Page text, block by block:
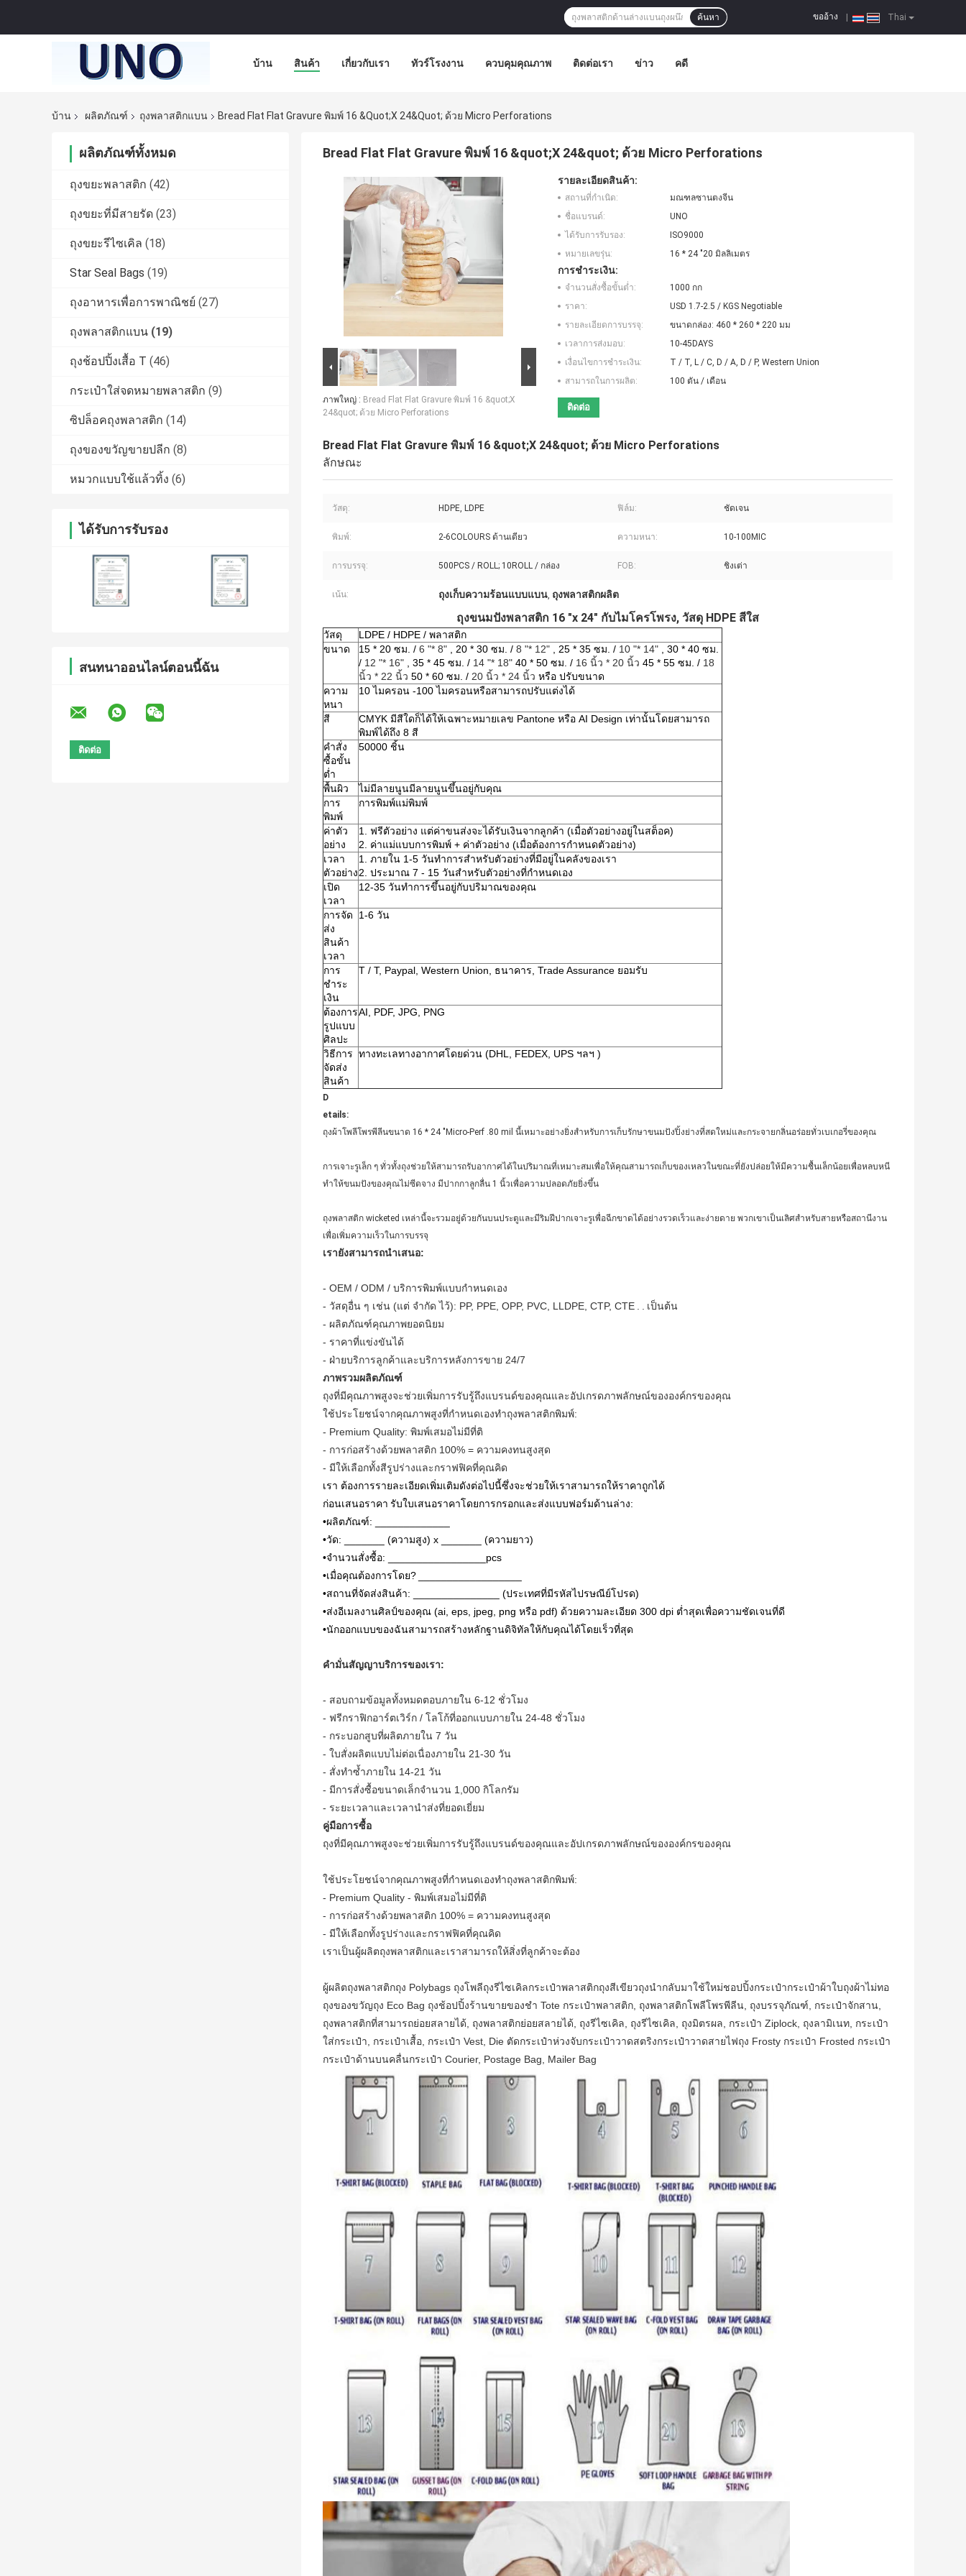
Thai
ขออ้าง
ค้นหา
บ้าน สินค้า เกี่ยวกับเรา ทัวร์โรงงาน ควบคุมคุณภาพ ติดต่อเรา ข่าว คดี
บ้าน ผลิตภัณฑ์ ถุงพลาสติกแบน Bread Flat Flat Gravure พิมพ์ 16 &quot;X 24&quot; ด้วย Micro Perforations
ผลิตภัณฑ์ทั้งหมด
ถุงขยะพลาสติก (42)
ถุงขยะที่มีสายรัด (23)
ถุงขยะรีไซเคิล (18)
Star Seal Bags (19)
ถุงอาหารเพื่อการพาณิชย์ (27)
ถุงพลาสติกแบน (19)
ถุงช้อปปิ้งเสื้อ T (46)
กระเป๋าใส่จดหมายพลาสติก (9)
ซิปล็อคถุงพลาสติก (14)
ถุงของขวัญขายปลีก (8)
หมวกแบบใช้แล้วทิ้ง (6)
ได้รับการรับรอง
สนทนาออนไลน์ตอนนี้ฉัน
Bread Flat Flat Gravure พิมพ์ 16 &quot;X 24&quot; ด้วย Micro Perforations
ภาพใหญ่ : Bread Flat Flat Gravure พิมพ์ 16 &quot;X
24&quot; ด้วย Micro Perforations
รายละเอียดสินค้า:
สถานที่กำเนิด:
มณฑลซานตงจีน
ชื่อแบรนด์:
UNO
ได้รับการรับรอง:
ISO9000
หมายเลขรุ่น:
16 * 24 "20 มิลลิเมตร
การชำระเงิน:
จำนวนสั่งซื้อขั้นต่ำ:
1000 กก
ราคา:
USD 1.7-2.5 / KGS Negotiable
รายละเอียดการบรรจุ:
ขนาดกล่อง: 460 * 260 * 220 มม
เวลาการส่งมอบ:
10-45DAYS
เงื่อนไขการชำระเงิน:
T / T, L / C, D / A, D / P, Western Union
สามารถในการผลิต:
100 ตัน / เดือน
ติดต่อ
Bread Flat Flat Gravure พิมพ์ 16 &quot;X 24&quot; ด้วย Micro Perforations
ลักษณะ
วัสดุ: HDPE, LDPE ฟิล์ม: ชัดเจน
พิมพ์: 2-6COLOURS ด้านเดียว ความหนา: 10-100MIC
การบรรจุ: 500PCS / ROLL; 10ROLL / กล่อง FOB: ชิงเต่า
เน้น: ถุงเก็บความร้อนแบบแบน, ถุงพลาสติกผลิต
ถุงขนมปังพลาสติก 16 "x 24" กับไมโครโพรง, วัสดุ HDPE สีใส
วัสดุ
LDPE / HDPE / พลาสติก
ขนาด
15 * 20 ซม. / 6 "* 8" , 20 * 30 ซม. / 8 "* 12" , 25 * 35 ซม. / 10 "* 14" , 30 * 40 ซม.
/ 12 "* 16" , 35 * 45 ซม. / 14 "* 18" 40 * 50 ซม. / 16 นิ้ว * 20 นิ้ว 45 * 55 ซม. / 18
นิ้ว * 22 นิ้ว 50 * 60 ซม. / 20 นิ้ว * 24 นิ้ว หรือ ปรับขนาด
ความ
หนา
10 ไมครอน -100 ไมครอนหรือสามารถปรับแต่งได้
สี
CMYK มีสีใดก็ได้ให้เฉพาะหมายเลข Pantone หรือ AI Design เท่านั้นโดยสามารถ
พิมพ์ได้ถึง 8 สี
คำสั่ง
ซื้อขั้น
ต่ำ
50000 ชิ้น
พื้นผิว
ไม่มีลายนูนมีลายนูนขึ้นอยู่กับคุณ
การ
พิมพ์
การพิมพ์แม่พิมพ์
ค่าตัว
อย่าง
1. ฟรีตัวอย่าง แต่ค่าขนส่งจะได้รับเงินจากลูกค้า (เมื่อตัวอย่างอยู่ในสต็อค)
2. ค่าแม่แบบการพิมพ์ + ค่าตัวอย่าง (เมื่อต้องการกำหนดตัวอย่าง)
เวลา
ตัวอย่าง
1. ภายใน 1-5 วันทำการสำหรับตัวอย่างที่มีอยู่ในคลังของเรา
2. ประมาณ 7 - 15 วันสำหรับตัวอย่างที่กำหนดเอง
เปิด
เวลา
12-35 วันทำการขึ้นอยู่กับปริมาณของคุณ
การจัด
ส่ง
สินค้า
เวลา
1-6 วัน
การ
ชำระ
เงิน
T / T, Paypal, Western Union, ธนาคาร, Trade Assurance ยอมรับ
ต้องการ
รูปแบบ
ศิลปะ
AI, PDF, JPG, PNG
วิธีการ
จัดส่ง
สินค้า
ทางทะเลทางอากาศโดยด่วน (DHL, FEDEX, UPS ฯลฯ )
D
etails:
ถุงผ้าโพลีโพรพีลีนขนาด 16 * 24 "Micro-Perf .80 mil นี้เหมาะอย่างยิ่งสำหรับการเก็บรักษาขนมปังปิ้งย่างที่สดใหม่และกระจายกลิ่นอร่อยทั่วเบเกอรี่ของคุณ
การเจาะรูเล็ก ๆ ทั่วทั้งถุงช่วยให้สามารถรับอากาศได้ในปริมาณที่เหมาะสมเพื่อให้คุณสามารถเก็บของเหลวในขณะที่ยังปล่อยให้มีความชื้นเล็กน้อยเพื่อหลบหนี
ทำให้ขนมปังของคุณไม่ซีดจาง มีปากกาลูกลื่น 1 นิ้วเพื่อความปลอดภัยยิ่งขึ้น
ถุงพลาสติก wicketed เหล่านี้จะรวมอยู่ด้วยกันบนประตูและมีริมฝีปากเจาะรูเพื่อฉีกขาดได้อย่างรวดเร็วและง่ายดาย พวกเขาเป็นเลิศสำหรับสายหรือสถานีงาน
เพื่อเพิ่มความเร็วในการบรรจุ
เรายังสามารถนำเสนอ:
- OEM / ODM / บริการพิมพ์แบบกำหนดเอง
- วัสดุอื่น ๆ เช่น (แต่ จำกัด ไว้): PP, PPE, OPP, PVC, LLDPE, CTP, CTE . . เป็นต้น
- ผลิตภัณฑ์คุณภาพยอดนิยม
- ราคาที่แข่งขันได้
- ฝ่ายบริการลูกค้าและบริการหลังการขาย 24/7
ภาพรวมผลิตภัณฑ์
ถุงที่มีคุณภาพสูงจะช่วยเพิ่มการรับรู้ถึงแบรนด์ของคุณและอัปเกรดภาพลักษณ์ขององค์กรของคุณ
ใช้ประโยชน์จากคุณภาพสูงที่กำหนดเองทำถุงพลาสติกพิมพ์:
- Premium Quality: พิมพ์เสมอไม่มีที่ติ
- การก่อสร้างด้วยพลาสติก 100% = ความคงทนสูงสุด
- มีให้เลือกทั้งสีรูปร่างและกราฟฟิคที่คุณคิด
เรา ต้องการรายละเอียดเพิ่มเติมดังต่อไปนี้ซึ่งจะช่วยให้เราสามารถให้ราคาถูกได้
ก่อนเสนอราคา รับใบเสนอราคาโดยการกรอกและส่งแบบฟอร์มด้านล่าง:
•ผลิตภัณฑ์: _____________
•วัด: _______ (ความสูง) x _______ (ความยาว)
•จำนวนสั่งซื้อ: _________________pcs
•เมื่อคุณต้องการโดย?
•สถานที่จัดส่งสินค้า: _______________ (ประเทศที่มีรหัสไปรษณีย์โปรด)
•ส่งอีเมลงานศิลป์ของคุณ (ai, eps, jpeg, png หรือ pdf) ด้วยความละเอียด 300 dpi ต่ำสุดเพื่อความชัดเจนที่ดี
•นักออกแบบของฉันสามารถสร้างหลักฐานดิจิทัลให้กับคุณได้โดยเร็วที่สุด
คำมั่นสัญญาบริการของเรา:
- สอบถามข้อมูลทั้งหมดตอบภายใน 6-12 ชั่วโมง
- ฟรีกราฟิกอาร์ตเวิร์ก / โลโก้ที่ออกแบบภายใน 24-48 ชั่วโมง
- กระบอกสูบที่ผลิตภายใน 7 วัน
- ใบสั่งผลิตแบบไม่ต่อเนื่องภายใน 21-30 วัน
- สั่งทำซ้ำภายใน 14-21 วัน
- มีการสั่งซื้อขนาดเล็กจำนวน 1,000 กิโลกรัม
- ระยะเวลาและเวลานำส่งที่ยอดเยี่ยม
คู่มือการซื้อ
ถุงที่มีคุณภาพสูงจะช่วยเพิ่มการรับรู้ถึงแบรนด์ของคุณและอัปเกรดภาพลักษณ์ขององค์กรของคุณ
ใช้ประโยชน์จากคุณภาพสูงที่กำหนดเองทำถุงพลาสติกพิมพ์:
- Premium Quality - พิมพ์เสมอไม่มีที่ติ
- การก่อสร้างด้วยพลาสติก 100% = ความคงทนสูงสุด
- มีให้เลือกทั้งรูปร่างและกราฟฟิคที่คุณคิด
เราเป็นผู้ผลิตถุงพลาสติกและเราสามารถให้สิ่งที่ลูกค้าจะต้อง
ผู้ผลิตถุงพลาสติกถุง Polybags ถุงโพลีถุงรีไซเคิลกระเป๋าพลาสติกถุงสีเขียวถุงนำกลับมาใช้ใหม่ชอปปิ้งกระเป๋ากระเป๋าผ้าใบถุงผ้าไม่ทอ
ถุงของขวัญถุง Eco Bag ถุงช้อปปิ้งร้านขายของชำ Tote กระเป๋าพลาสติก, ถุงพลาสติกโพลีโพรพีลีน, ถุงบรรจุภัณฑ์, กระเป๋าจักสาน,
ถุงพลาสติกที่สามารถย่อยสลายได้, ถุงพลาสติกย่อยสลายได้, ถุงรีไซเคิล, ถุงรีไซเคิล, ถุงมิตรผล, กระเป๋า Ziplock, ถุงลามิเนท, กระเป๋า
ใส่กระเป๋า, กระเป๋าเสื้อ, กระเป๋า Vest, Die ตัดกระเป๋าห่วงจับกระเป๋าวาดสตริงกระเป๋าวาดสายไฟถุง Frosty กระเป๋า Frosted กระเป๋า
กระเป๋าด้านบนคลื่นกระเป๋า Courier, Postage Bag, Mailer Bag